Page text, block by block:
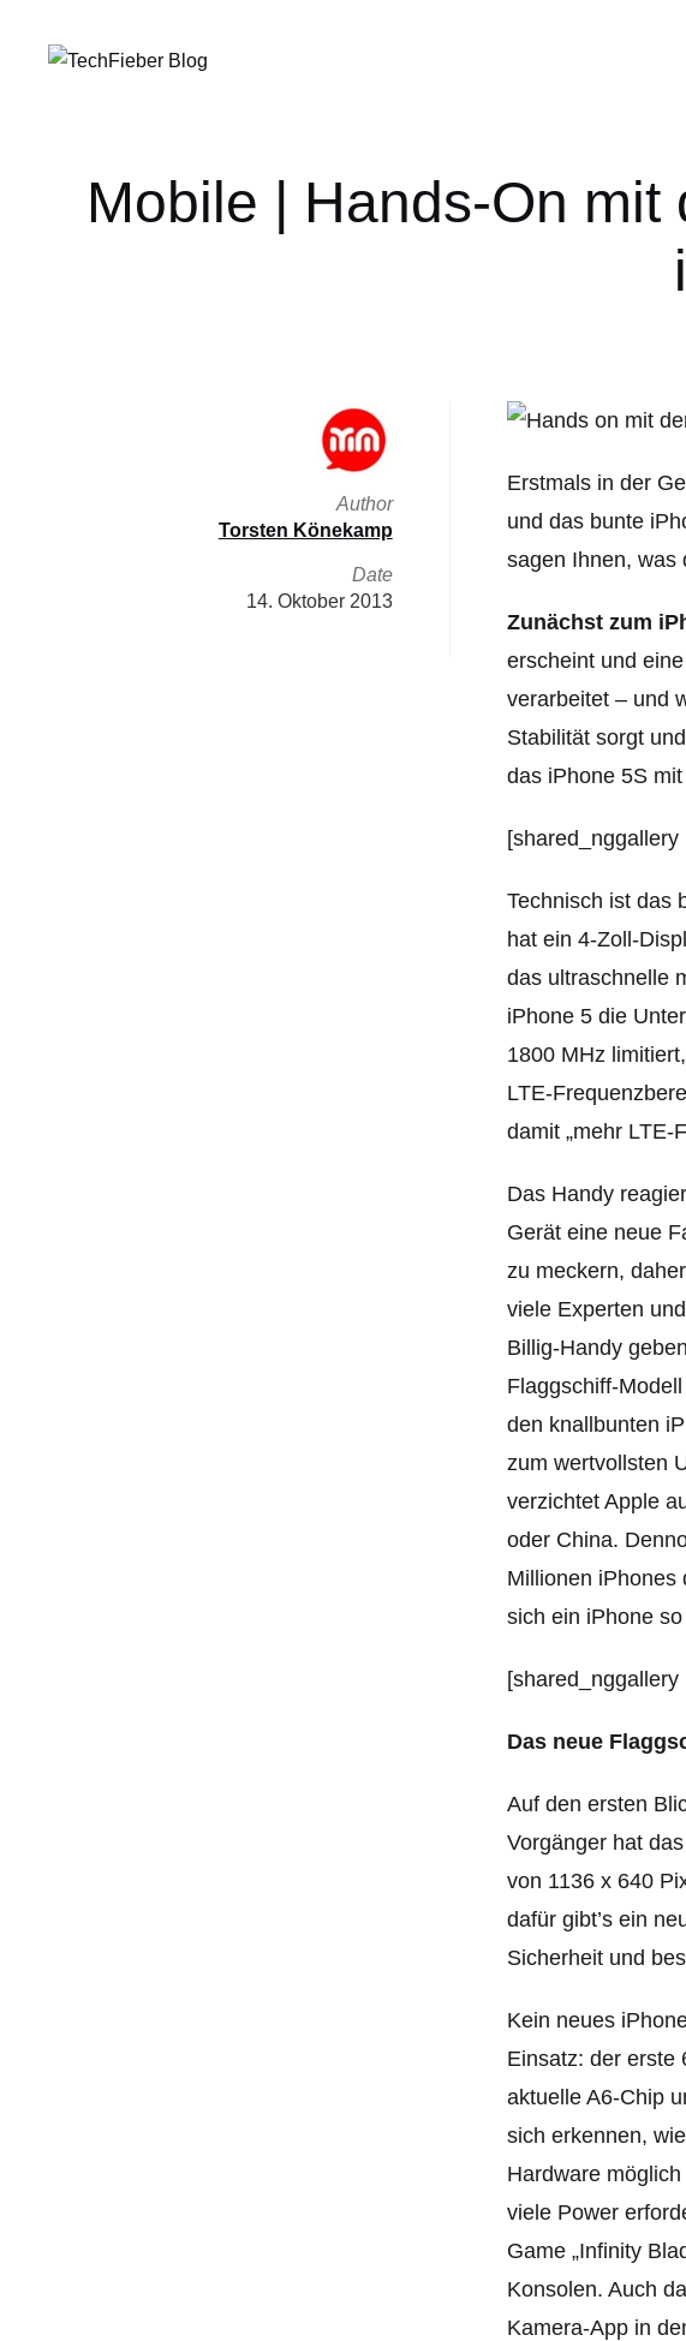
Mobile | Hands-On
Erstmals in der
und das bunte
sagen Ihnen, was
Zunächst zum
erscheint und
verarbeitet – und
Stabilität sorgt
das iPhone 5S
Technisch ist das
hat ein 4-Zoll-
das ultraschnelle
iPhone 5 die
1800 MHz
LTE-
damit „mehr LTE-
Das Handy
Gerät eine neue
zu meckern,
viele Experten
Billig-Handy
Flaggschiff-
den knallbunten
zum wertvollsten
verzichtet Apple
oder China.
Millionen iPhones
sich ein iPhone
Das neue
Auf den ersten
Vorgänger hat
von 1136 x 640
dafür gibt’s ein
Sicherheit und
Kein neues
Einsatz: der erste
aktuelle A6-Chip
sich erkennen,
Hardware
viele Power
Game „Infinity
Konsolen. Auch
Kamera-App in
Author
Torsten Könekamp
Date
14. Oktober 2013